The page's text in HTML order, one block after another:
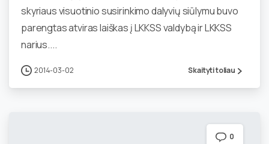
skyriaus visuotinio susirinkimo dalyvių siūlymu buvo
parengtas atviras laiškas į LKKSS valdybą ir LKKSS
narius....
2014-03-02 Skaityti toliau
0